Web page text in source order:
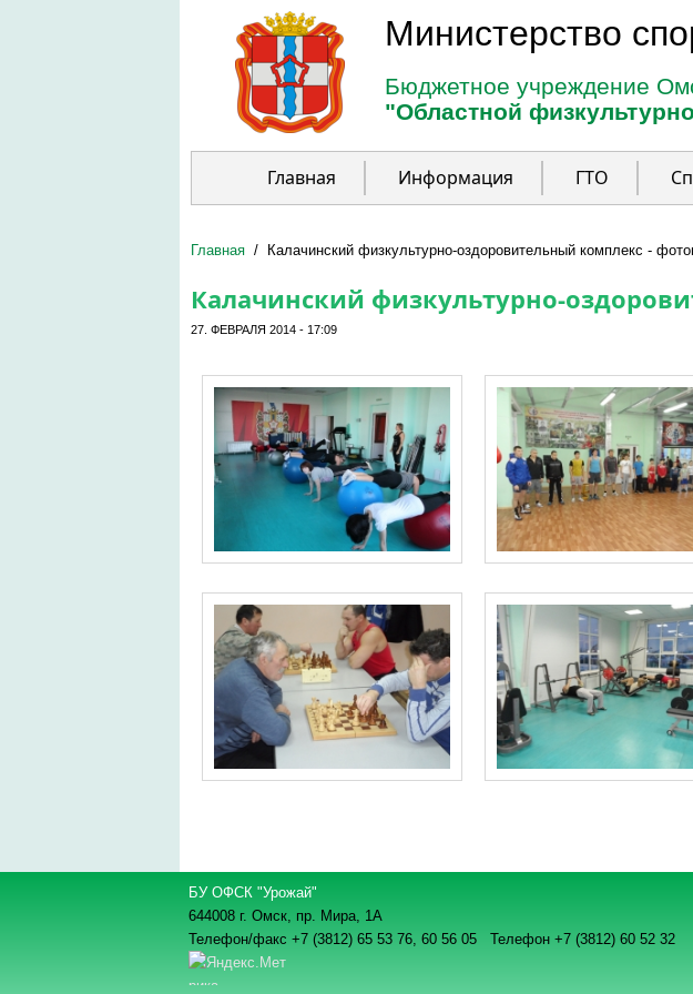
Министерство
Бюджетное учреждение
"Областной
Главная
Информация ГТО
Главная / Калачинский физкультурно-оздоровительный комплекс -
Калачинский физкультурно-
27. ФЕВРАЛЯ 2014 - 17:09
БУ ОФСК "Урожай"
644008 г. Омск, пр. Мира, 1А
Телефон/факс +7 (3812) 65 53 76, 60 56 05 Телефон +7 (3812) 60 52 32